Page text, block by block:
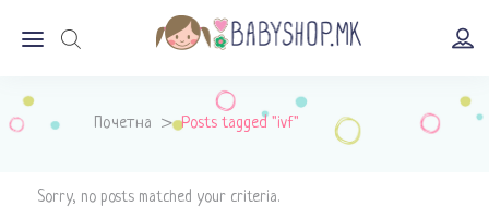
Почетна >Posts tagged "ivf"
Sorry, no posts matched your criteria.